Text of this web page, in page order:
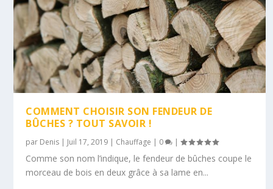
COMMENT CHOISIR SON FENDEUR DE
BÛCHES ? TOUT SAVOIR !
par Denis | Juil 17, 2019 | Chauffage | 0 |
Comme son nom l’indique, le fendeur de bûches coupe le
morceau de bois en deux grâce à sa lame en...